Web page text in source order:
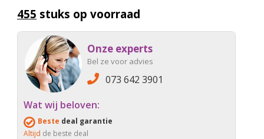
455 stuks op voorraad
Onze experts
Bel ze voor advies
073 642 3901
Wat wij beloven:
Beste deal garantie
Altijd de beste deal